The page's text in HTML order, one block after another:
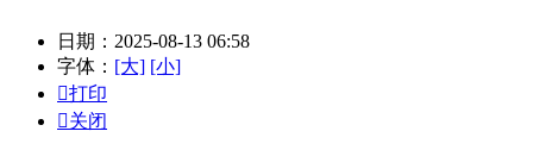
日期：2025-08-13 06:58
字体： [大] [小]
打印
关闭